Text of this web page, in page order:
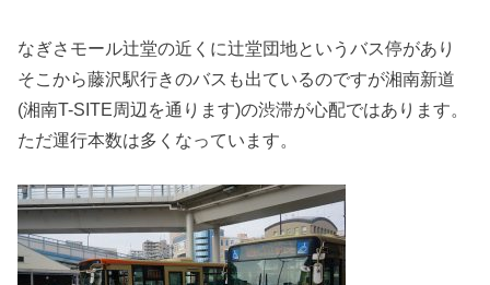
なぎさモール辻堂の近くに辻堂団地というバス停があり
そこから藤沢駅行きのバスも出ているのですが湘南新道
(湘南T-SITE周辺を通ります)の渋滞が心配ではあります。
ただ運行本数は多くなっています。